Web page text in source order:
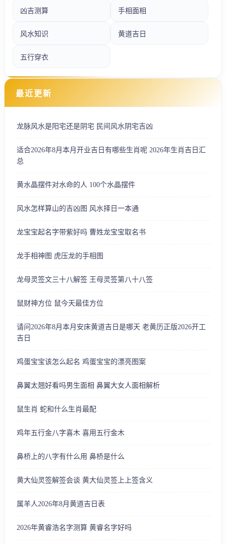
凶吉测算 手相面相
风水知识 黄道吉日
五行穿衣
最近更新
龙脉风水是阳宅还是阴宅 民间风水阴宅吉凶
适合2026年8月本月开业吉日有哪些生肖呢 2026年生肖吉日汇
总
黄水晶摆件对水命的人 100个水晶摆件
风水怎样算山的吉凶图 风水择日一本通
龙宝宝起名字带紫好吗 曹姓龙宝宝取名书
龙手相神图 虎压龙的手相图
龙母灵签文三十八解签 王母灵签第八十八签
鼠财神方位 鼠今天最佳方位
请问2026年8月本月安床黄道吉日是哪天 老黄历正版2026开工
吉日
鸡蛋宝宝该怎么起名 鸡蛋宝宝的漂亮图案
鼻翼太翘好看吗男生面相 鼻翼大女人面相解析
鼠生肖 蛇和什么生肖最配
鸡年五行金八字喜木 喜用五行金木
鼻桥上的八字有什么用 鼻桥是什么
黄大仙灵签解签会谈 黄大仙灵签上上签含义
属羊人2026年8月黄道吉日表
2026年黄睿浩名字测算 黄睿名字好吗